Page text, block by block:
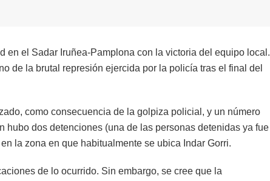
en el Sadar Iruñea-Pamplona con la victoria del equipo local.
de la brutal represión ejercida por la policía tras el final del
como consecuencia de la golpiza policial, y un número
hubo dos detenciones (una de las personas detenidas ya fue
la zona en que habitualmente se ubica Indar Gorri.
de lo ocurrido. Sin embargo, se cree que la